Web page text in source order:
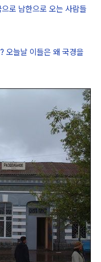
로 남한으로 오는 사람들
오늘날 이들은 왜 국경을